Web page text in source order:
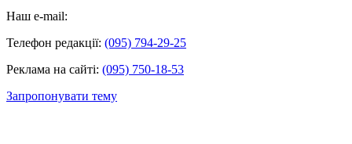
Наш e-mail:
Телефон редакції: (095) 794-29-25
Реклама на сайті: (095) 750-18-53
Запропонувати тему